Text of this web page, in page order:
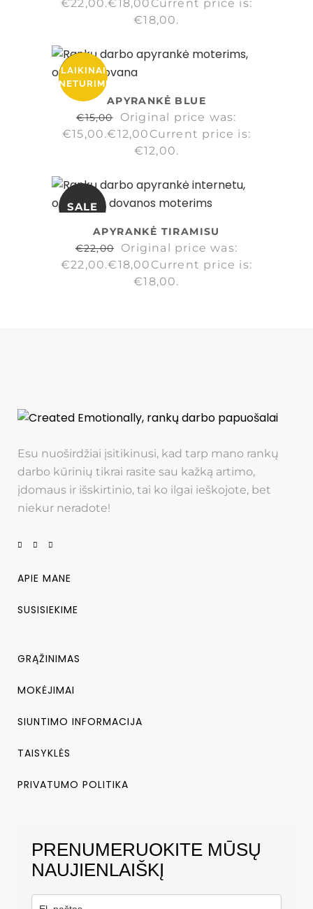
€22,00.€18,00 Current price is:
€18,00.
SALE
LAIKINAI
NETURIME
APYRANKĖ BLUE
€15,00
Original price was:
€15,00.€12,00 Current price is:
€12,00.
SALE
APYRANKĖ TIRAMISU
€22,00
Original price was:
€22,00.€18,00 Current price is:
€18,00.
Esu nuoširdžiai įsitikinusi, kad tarp mano rankų
darbo kūrinių tikrai rasite sau kažką artimo,
įdomaus ir išskirtinio, tai ko ilgai ieškojote, bet
niekur neradote!
APIE MANE
SUSISIEKIME
GRĄŽINIMAS
MOKĖJIMAI
SIUNTIMO INFORMACIJA
TAISYKLĖS
PRIVATUMO POLITIKA
PRENUMERUOKITE MŪSŲ
NAUJIENLAIŠKĮ